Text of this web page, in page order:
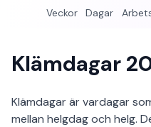
Veckor Dagar
Klämdagar
Klämdagar är vardagar
mellan helgdag och helg.